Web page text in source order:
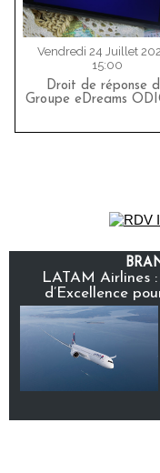
Vendredi 24 Juillet
15:00
Droit de réponse
Groupe eDreams
LATAM Airlines
d’Excellence